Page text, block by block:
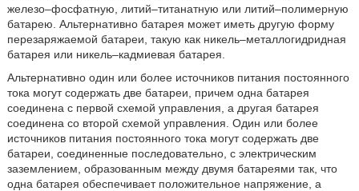
железо–фосфатную, литий–титанатную или литий–полимерную
батарею. Альтернативно батарея может иметь другую форму
перезаряжаемой батареи, такую как никель–металлогидридная
батарея или никель–кадмиевая батарея.
Альтернативно один или более источников питания постоянного
тока могут содержать две батареи, причем одна батарея
соединена с первой схемой управления, а другая батарея
соединена со второй схемой управления. Один или более
источников питания постоянного тока могут содержать две
батареи, соединенные последовательно, с электрическим
заземлением, образованным между двумя батареями так, что
одна батарея обеспечивает положительное напряжение, а